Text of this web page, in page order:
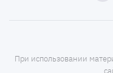
При использовании